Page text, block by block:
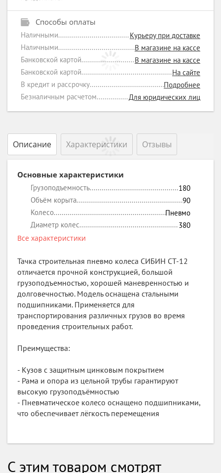
Способы оплаты
Наличными
Курьеру при доставке
Наличными
В магазине на кассе
Банковской картой
В магазине на кассе
Банковской картой
На сайте
В кредит и рассрочку
Подробнее
Безналичным расчетом
Для юридических лиц
Описание Характеристики Отзывы
Основные характеристики
Грузоподъемность
180
Объём корыта
90
Колесо
Пневмо
Диаметр колес
380
Все характеристики
Тачка строительная пневмо колеса СИБИН СТ-12
отличается прочной конструкцией, большой
грузоподъемностью, хорошей маневренностью и
долговечностью. Модель оснащена стальными
подшипниками. Применяется для
транспортирования различных грузов во время
проведения строительных работ.
Преимущества:
- Кузов с защитным цинковым покрытием
- Рама и опора из цельной трубы гарантируют
высокую грузоподъёмностью
- Пневматическое колесо оснащено подшипниками,
что обеспечивает лёгкость перемещения
С этим товаром смотрят